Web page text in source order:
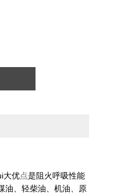
大优点是阻火呼吸性能
油、轻柴油、机油、原